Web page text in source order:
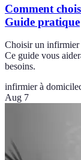
Comment
Guide pratique
Choisir un infirmier
Ce guide vous
besoins.
infirmier à domicile
Aug 7